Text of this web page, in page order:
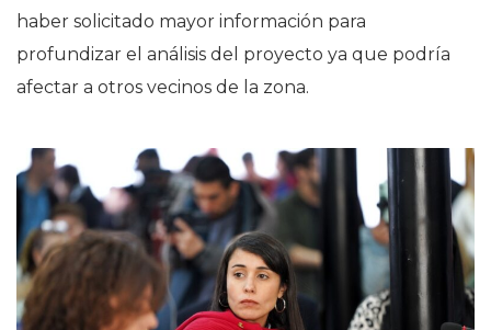
haber solicitado mayor información para
profundizar el análisis del proyecto ya que podría
afectar a otros vecinos de la zona.